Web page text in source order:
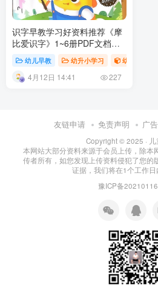
识字早教学习好资料推荐《摩
比爱识字》1~6册PDF文档百
度网盘下载
幼儿早教 幼升小学习 幼儿教育
4月12日 14:41 227
友链申请 免责声明 广
Copyright © 2025 ·
本网站大部分资料来源于会员上传，除本
传者所有，如您发现上传资料侵犯了您的
证据，我们将在1个工作日
豫ICP备